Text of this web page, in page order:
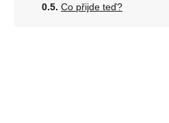
Co přijde teď?